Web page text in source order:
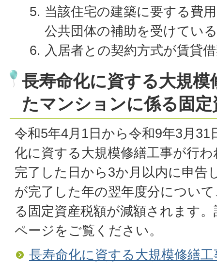
当該住宅の建築に要する費
公共団体の補助を受けてい
入居者との契約方式が賃貸
長寿命化に資する大規模
たマンションに係る固
令和5年4月1日から令和9年3月31
化に資する大規模修繕工事が行
完了した日から3か月以内に申告
が完了した年の翌年度分につい
る固定資産税額が減額されます
ページをご覧ください。
長寿命化に資する大規模修繕